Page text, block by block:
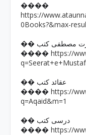
����
https://
0Books?&max-
مصطفی کتب
���� https://
�� عقائد کتب
���� https://
q=Aqaid&m=1
�� درسی کتب
���� https://